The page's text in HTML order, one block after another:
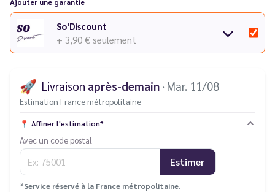
So'Discount
+ 3,90 € seulement
🚀 Livraison après-demain · Mar. 11/08
Estimation France métropolitaine
📍 Affiner l'estimation*
Avec un code postal
Estimer
*Service réservé à la France métropolitaine.